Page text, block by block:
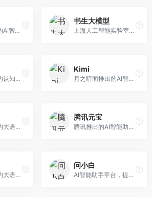
昆仑万维推出的AI智能助手，集成搜索、对话、创作等多种能力。面向普通用户和内容创作者，支持联网搜索、文本生成、图像理解等功能，响应速度快，免费使用。
书生大模型
上海人工智能实验室研发的开源大模型系列，支持多尺度和多模态。面向研究机构和开发者，开源生态完善，学术研究背景深厚，适合科研和定制开发。
科大讯飞研发的认知智能大模型，深度融合语音识别和自然语言处理技术。面向企业用户和教育领域，提供语音交互、文档处理、代码生成等服务，中文语音识别准确率高。
Kimi
月之暗面推出的AI智能助手，核心优势在于超长文本处理能力，支持20万字以上文档分析。面向学术研究者、职场人士和内容创作者，提供文档解读、PPT生成、联网搜索等综合服务。
阿里巴巴推出的大语言模型平台，提供对话问答、文档处理、图像理解、代码编写等全方位AI服务。面向企业用户和个人开发者，集成阿里云生态，支持多模态交互，企业级安全保障。
腾讯元宝
腾讯推出的AI智能助手，整合微信生态和腾讯云服务。面向普通用户和企业客户，支持文档解析、图像理解、联网搜索等功能，与腾讯产品无缝衔接，办公协作便捷。
蚂蚁集团研发的大语言模型平台，专注于金融科技和企业服务。面向金融机构和企业客户，提供智能客服、风险分析、文档处理等服务，金融场景理解深入。
问小白
AI智能助手平台，提供知识问答、文本创作、文档处理等服务。面向普通用户和职场人士，操作简便，响应速度快，支持多场景应用。